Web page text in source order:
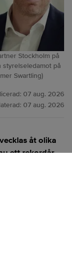
Stockholm på
styrelseledamot på
Swartling)
07 aug. 2026
07 aug. 2026
åt olika
ett rekordår